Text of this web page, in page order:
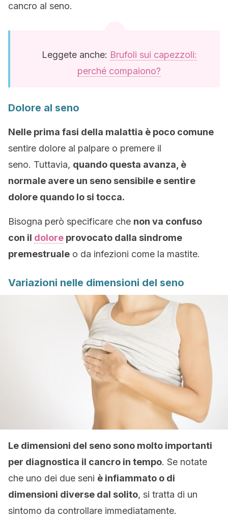
cancro al seno.
Leggete anche: Brufoli sui capezzoli:
perché compaiono?
Dolore al seno
Nelle prima fasi della malattia è poco comune
sentire dolore al palpare o premere il
seno. Tuttavia, quando questa avanza, è
normale avere un seno sensibile e sentire
dolore quando lo si tocca.
Bisogna però specificare che non va confuso
con il dolore provocato dalla sindrome
premestruale o da infezioni come la mastite.
Variazioni nelle dimensioni del seno
Le dimensioni del seno sono molto importanti
per diagnostica il cancro in tempo. Se notate
che uno dei due seni è infiammato o di
dimensioni diverse dal solito, si tratta di un
sintomo da controllare immediatamente.